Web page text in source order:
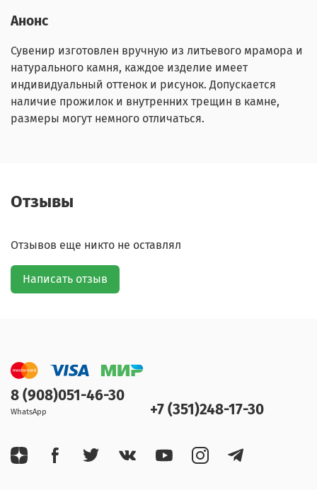
Анонс
Сувенир изготовлен вручную из литьевого мрамора и
натурального камня, каждое изделие имеет
индивидуальный оттенок и рисунок. Допускается
наличие прожилок и внутренних трещин в камне,
размеры могут немного отличаться.
Отзывы
Отзывов еще никто не оставлял
Написать отзыв
8 (908)051-46-30
WhatsApp +7 (351)248-17-30